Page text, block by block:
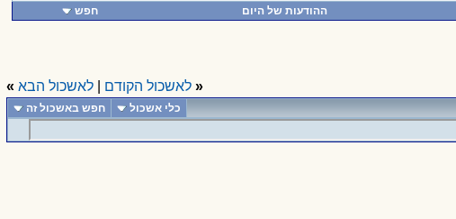
ההודעות של היום חפש
« לאשכול הקודם לאשכול הבא »
כלי אשכול חפש באשכול זה